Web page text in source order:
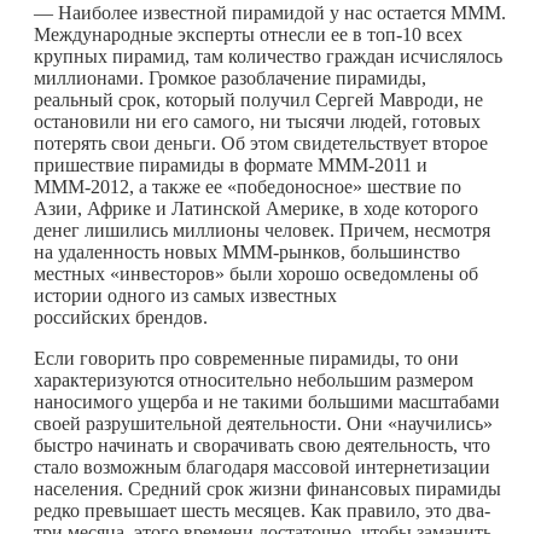
— Наиболее известной пирамидой у нас остается МММ.
Международные эксперты отнесли ее в топ-10 всех
крупных пирамид, там количество граждан исчислялось
миллионами. Громкое разоблачение пирамиды,
реальный срок, который получил Сергей Мавроди, не
остановили ни его самого, ни тысячи людей, готовых
потерять свои деньги. Об этом свидетельствует второе
пришествие пирамиды в формате МММ-2011 и
МММ-2012, а также ее «победоносное» шествие по
Азии, Африке и Латинской Америке, в ходе которого
денег лишились миллионы человек. Причем, несмотря
на удаленность новых МММ-рынков, большинство
местных «инвесторов» были хорошо осведомлены об
истории одного из самых известных
российских брендов.
Если говорить про современные пирамиды, то они
характеризуются относительно небольшим размером
наносимого ущерба и не такими большими масштабами
своей разрушительной деятельности. Они «научились»
быстро начинать и сворачивать свою деятельность, что
стало возможным благодаря массовой интернетизации
населения. Средний срок жизни финансовых пирамиды
редко превышает шесть месяцев. Как правило, это два-